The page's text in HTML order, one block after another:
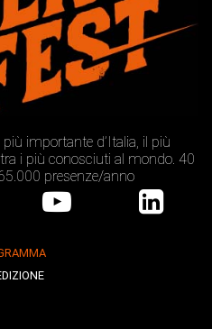
importante d’Italia, il più
i più conosciuti al mondo. 40
presenze/anno